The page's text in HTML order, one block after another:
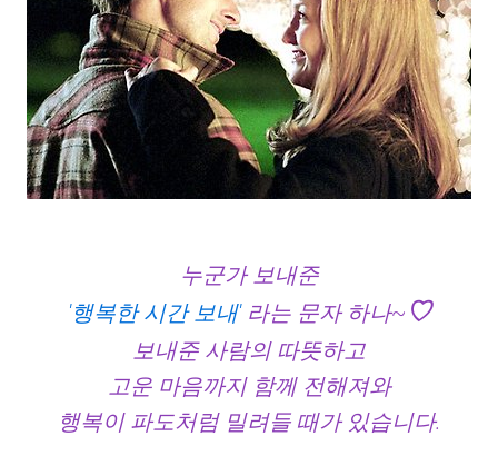
누군가 보내준
'행복한 시간 보내'라는 문자 하나~ ♡
보내준 사람의 따뜻하고
고운 마음까지 함께 전해져와
행복이 파도처럼 밀려들 때가 있습니다.